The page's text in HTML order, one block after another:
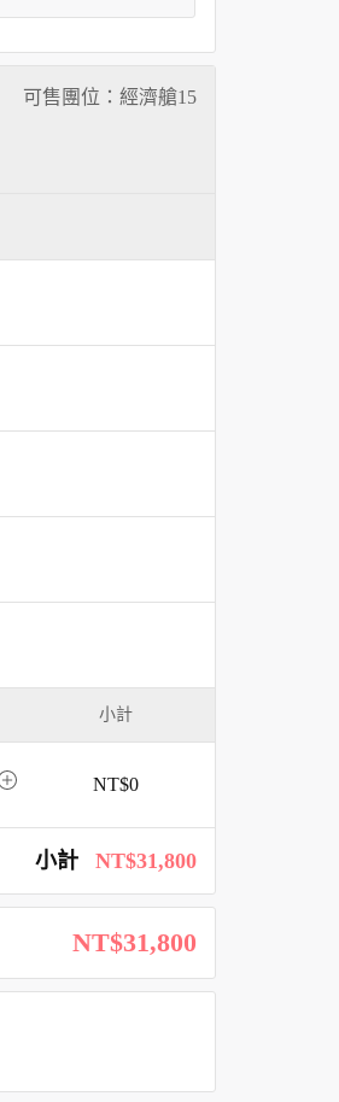
可售團位：經濟艙15
小計
NT$0
小計 NT$31,800
NT$31,800